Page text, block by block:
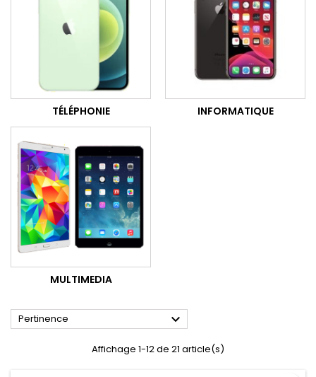
TÉLÉPHONIE INFORMATIQUE
MULTIMEDIA
Pertinence 
Affichage 1-12 de 21 article(s)